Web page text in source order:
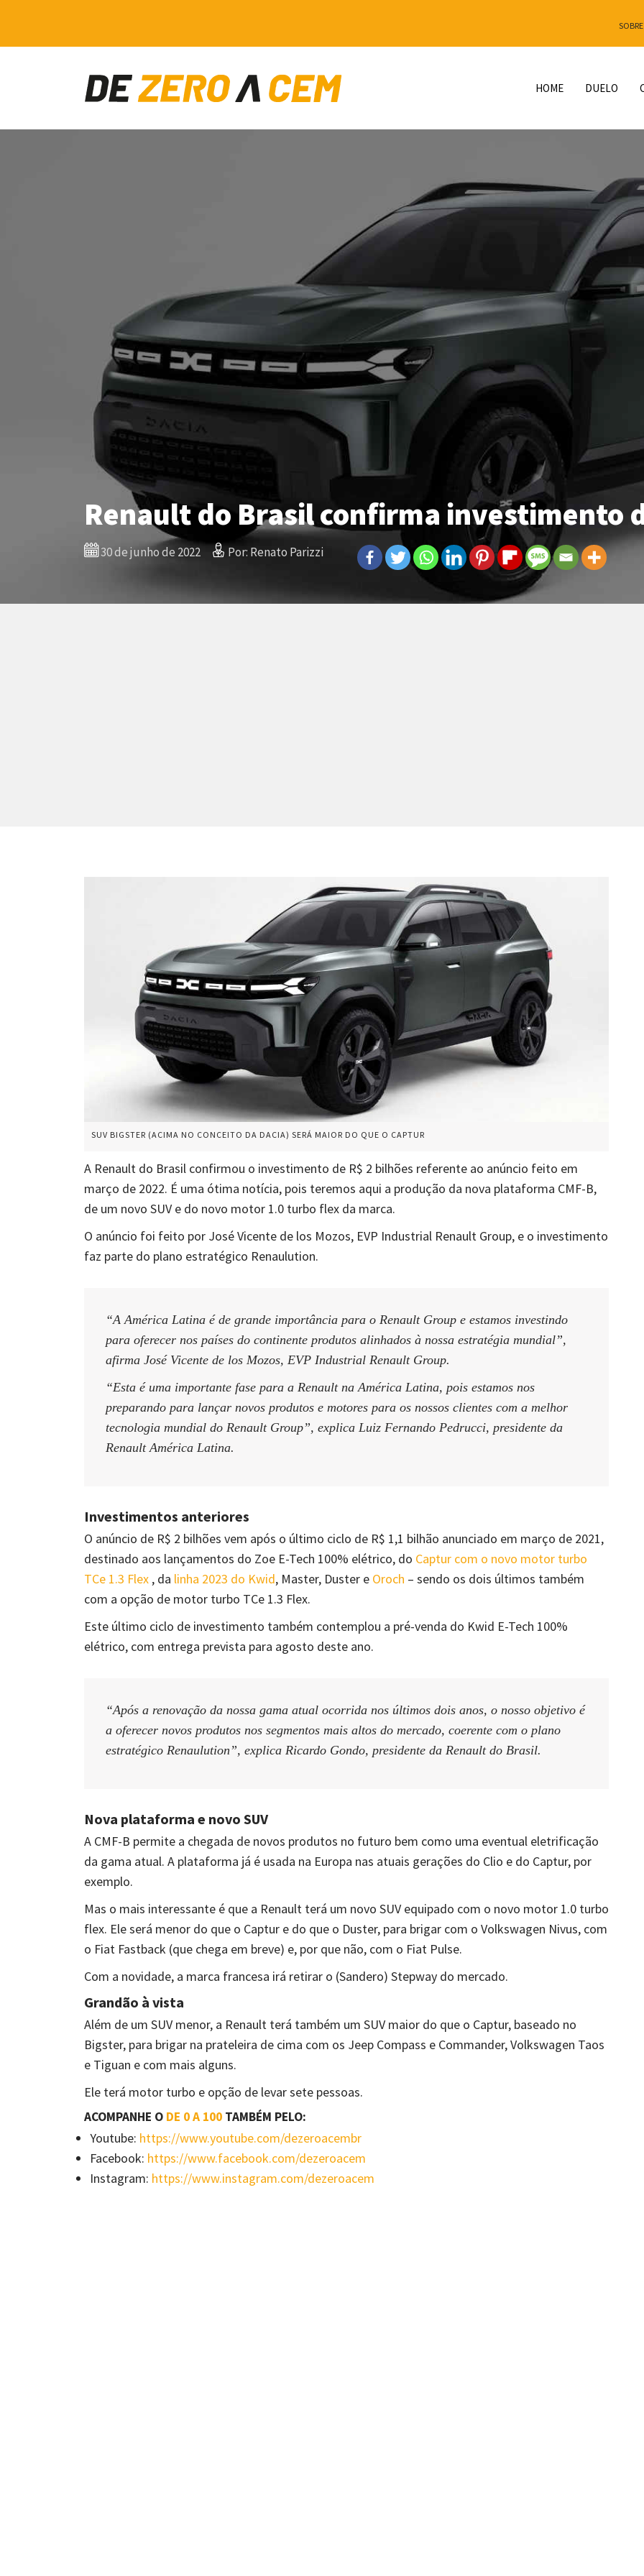
SOBRE
Main Navigation HOME DUELO
Renault do Brasil confirma investimento
30 de junho de 2022 Por: Renato Parizzi
SUV BIGSTER (ACIMA NO CONCEITO DA DACIA) SERÁ MAIOR DO QUE O CAPTUR
A Renault do Brasil confirmou o investimento de R$ 2 bilhões referente ao anúncio feito em
março de 2022. É uma ótima notícia, pois teremos aqui a produção da nova plataforma CMF-B,
de um novo SUV e do novo motor 1.0 turbo flex da marca.
O anúncio foi feito por José Vicente de los Mozos, EVP Industrial Renault Group, e o investimento
faz parte do plano estratégico Renaulution.
“A América Latina é de grande importância para o Renault Group e estamos investindo
para oferecer nos países do continente produtos alinhados à nossa estratégia mundial”,
afirma José Vicente de los Mozos, EVP Industrial Renault Group.
“Esta é uma importante fase para a Renault na América Latina, pois estamos nos
preparando para lançar novos produtos e motores para os nossos clientes com a melhor
tecnologia mundial do Renault Group”, explica Luiz Fernando Pedrucci, presidente da
Renault América Latina.
Investimentos anteriores
O anúncio de R$ 2 bilhões vem após o último ciclo de R$ 1,1 bilhão anunciado em março de 2021,
destinado aos lançamentos do Zoe E-Tech 100% elétrico, do Captur com o novo motor turbo
TCe 1.3 Flex , da linha 2023 do Kwid, Master, Duster e Oroch – sendo os dois últimos também
com a opção de motor turbo TCe 1.3 Flex.
Este último ciclo de investimento também contemplou a pré-venda do Kwid E-Tech 100%
elétrico, com entrega prevista para agosto deste ano.
“Após a renovação da nossa gama atual ocorrida nos últimos dois anos, o nosso objetivo é
a oferecer novos produtos nos segmentos mais altos do mercado, coerente com o plano
estratégico Renaulution”, explica Ricardo Gondo, presidente da Renault do Brasil.
Nova plataforma e novo SUV
A CMF-B permite a chegada de novos produtos no futuro bem como uma eventual eletrificação
da gama atual. A plataforma já é usada na Europa nas atuais gerações do Clio e do Captur, por
exemplo.
Mas o mais interessante é que a Renault terá um novo SUV equipado com o novo motor 1.0 turbo
flex. Ele será menor do que o Captur e do que o Duster, para brigar com o Volkswagen Nivus, com
o Fiat Fastback (que chega em breve) e, por que não, com o Fiat Pulse.
Com a novidade, a marca francesa irá retirar o (Sandero) Stepway do mercado.
Grandão à vista
Além de um SUV menor, a Renault terá também um SUV maior do que o Captur, baseado no
Bigster, para brigar na prateleira de cima com os Jeep Compass e Commander, Volkswagen Taos
e Tiguan e com mais alguns.
Ele terá motor turbo e opção de levar sete pessoas.
ACOMPANHE O DE 0 A 100 TAMBÉM PELO:
Youtube: https://www.youtube.com/dezeroacembr
Facebook: https://www.facebook.com/dezeroacem
Instagram: https://www.instagram.com/dezeroacem